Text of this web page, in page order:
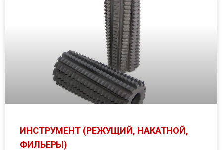
ИНСТРУМЕНТ (РЕЖУЩИЙ, НАКАТНОЙ,
ФИЛЬЕРЫ)